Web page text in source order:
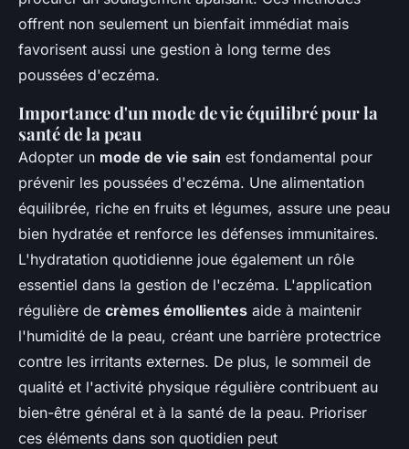
offrent non seulement un bienfait immédiat mais
favorisent aussi une gestion à long terme des
poussées d'eczéma.
Importance d'un mode de vie équilibré pour la
santé de la peau
Adopter un mode de vie sain est fondamental pour
prévenir les poussées d'eczéma. Une alimentation
équilibrée, riche en fruits et légumes, assure une peau
bien hydratée et renforce les défenses immunitaires.
L'hydratation quotidienne joue également un rôle
essentiel dans la gestion de l'eczéma. L'application
régulière de crèmes émollientes aide à maintenir
l'humidité de la peau, créant une barrière protectrice
contre les irritants externes. De plus, le sommeil de
qualité et l'activité physique régulière contribuent au
bien-être général et à la santé de la peau. Prioriser
ces éléments dans son quotidien peut